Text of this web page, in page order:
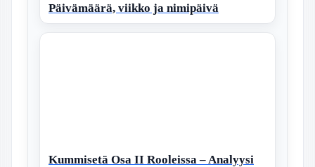
Päivämäärä, viikko ja nimipäivä
Kummisetä Osa II Rooleissa – Analyysi